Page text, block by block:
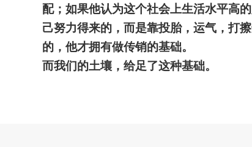
配；如果他认为这个社会上生活水平高
己努力得来的，而是靠投胎，运气，打
的，他才拥有做传销的基础。
而我们的土壤，给足了这种基础。